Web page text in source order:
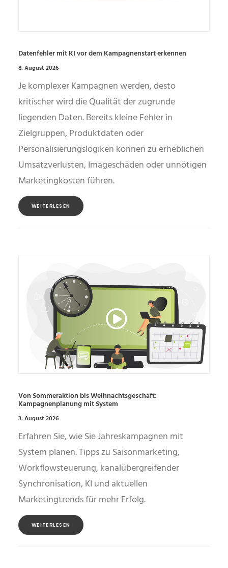
Datenfehler mit KI vor dem Kampagnenstart erkennen
8. August 2026
Je komplexer Kampagnen werden, desto
kritischer wird die Qualität der zugrunde
liegenden Daten. Bereits kleine Fehler in
Zielgruppen, Produktdaten oder
Personalisierungslogiken können zu erheblichen
Umsatzverlusten, Imageschäden oder unnötigen
Marketingkosten führen.
WEITERLESEN
Von Sommeraktion bis Weihnachtsgeschäft:
Kampagnenplanung mit System
3. August 2026
Erfahren Sie, wie Sie Jahreskampagnen mit
System planen. Tipps zu Saisonmarketing,
Workflowsteuerung, kanalübergreifender
Synchronisation, KI und aktuellen
Marketingtrends für mehr Erfolg.
WEITERLESEN